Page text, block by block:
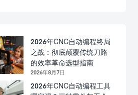
2026年CNC自动编程终局
之战：彻底颠覆传统刀路
的效率革命选型指南
2026年8月7日
2026年CNC自动编程工具